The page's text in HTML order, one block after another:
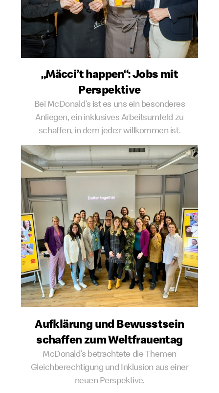
„Mäcci’t happen“: Jobs mit
Perspektive
Bei McDonald’s ist es uns ein besonderes
Anliegen, ein inklusives Arbeitsumfeld zu
schaffen, in dem jede:r willkommen ist.
Aufklärung und Bewusstsein
schaffen zum Weltfrauentag
McDonald’s betrachtete die Themen
Gleichberechtigung und Inklusion aus einer
neuen Perspektive.